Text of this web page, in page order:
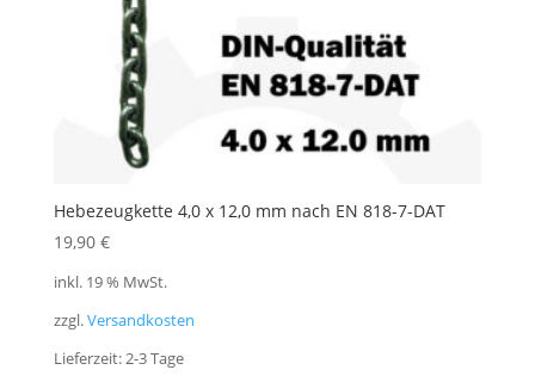
Hebezeugkette 4,0 x 12,0 mm nach EN 818-7-DAT
19,90 €
inkl. 19 % MwSt.
zzgl.Versandkosten
Lieferzeit:2-3 Tage